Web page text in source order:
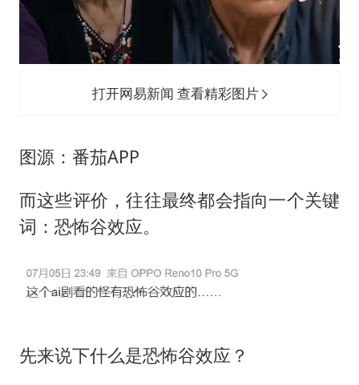
打开网易新闻 查看精彩图片
图源：番茄APP
而这些评价，往往最终都会指向一个关键
词：恐怖谷效应。
先来说下什么是恐怖谷效应？